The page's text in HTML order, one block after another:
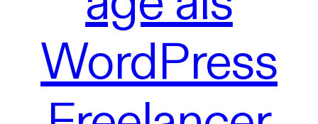
WordPress